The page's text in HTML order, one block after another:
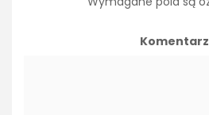
Komentarz